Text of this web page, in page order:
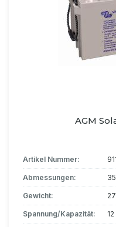
AGM
Artikel Nummer:
Abmessungen:
Gewicht:
Spannung/Kapazität: